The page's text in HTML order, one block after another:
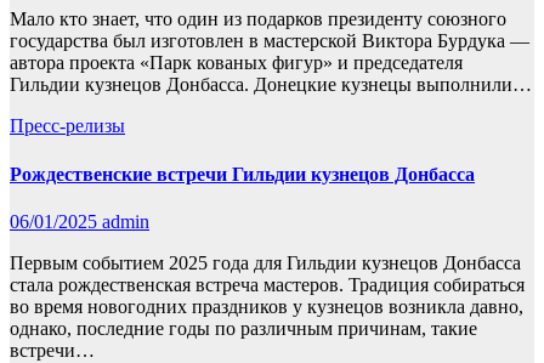
Мало кто знает, что один из подарков президенту союзного
государства был изготовлен в мастерской Виктора Бурдука —
автора проекта «Парк кованых фигур» и председателя
Гильдии кузнецов Донбасса. Донецкие кузнецы выполнили…
Пресс-релизы
Рождественские встречи Гильдии кузнецов Донбасса
06/01/2025 admin
Первым событием 2025 года для Гильдии кузнецов Донбасса
стала рождественская встреча мастеров. Традиция собираться
во время новогодних праздников у кузнецов возникла давно,
однако, последние годы по различным причинам, такие
встречи…